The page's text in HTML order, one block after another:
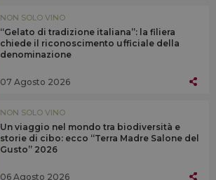
NON SOLO VINO
“Gelato di tradizione italiana”: la filiera
chiede il riconoscimento ufficiale della
denominazione
07 Agosto 2026
NON SOLO VINO
Un viaggio nel mondo tra biodiversità e
storie di cibo: ecco “Terra Madre Salone del
Gusto” 2026
06 Agosto 2026